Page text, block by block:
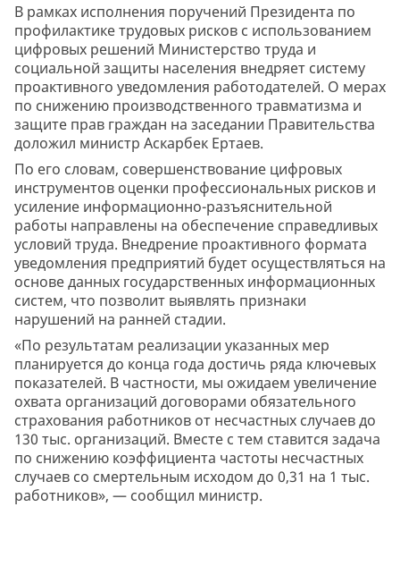
В рамках исполнения поручений Президента по
профилактике трудовых рисков с использованием
цифровых решений Министерство труда и
социальной защиты населения внедряет систему
проактивного уведомления работодателей. О мерах
по снижению производственного травматизма и
защите прав граждан на заседании Правительства
доложил министр Аскарбек Ертаев.
По его словам, совершенствование цифровых
инструментов оценки профессиональных рисков и
усиление информационно-разъяснительной
работы направлены на обеспечение справедливых
условий труда. Внедрение проактивного формата
уведомления предприятий будет осуществляться на
основе данных государственных информационных
систем, что позволит выявлять признаки
нарушений на ранней стадии.
«По результатам реализации указанных мер
планируется до конца года достичь ряда ключевых
показателей. В частности, мы ожидаем увеличение
охвата организаций договорами обязательного
страхования работников от несчастных случаев до
130 тыс. организаций. Вместе с тем ставится задача
по снижению коэффициента частоты несчастных
случаев со смертельным исходом до 0,31 на 1 тыс.
работников», — сообщил министр.